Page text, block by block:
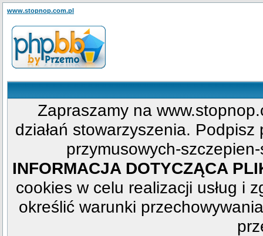
www.stopnop.com.pl
Zapraszamy na
działań stowarzyszenia.
przymusowych-
INFORMACJA DOTYCZĄCA
cookies w celu realizacji usług i
określić warunki